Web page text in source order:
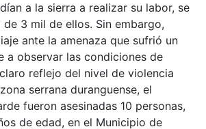
a la sierra a realizar su labor, se
3 mil de ellos. Sin embargo,
ante la amenaza que sufrió un
a observar las condiciones de
reflejo del nivel de violencia
serrana duranguense, el
fueron asesinadas 10 personas,
de edad, en el Municipio de